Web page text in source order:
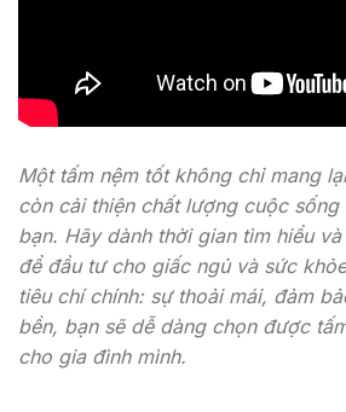
Một tấm nệm tốt không chỉ mang
còn cải thiện chất lượng cuộc
bạn. Hãy dành thời gian tìm hiểu
để đầu tư cho giấc ngủ và sức
tiêu chí chính: sự thoải mái, đảm
bền, bạn sẽ dễ dàng chọn được
cho gia đình mình.